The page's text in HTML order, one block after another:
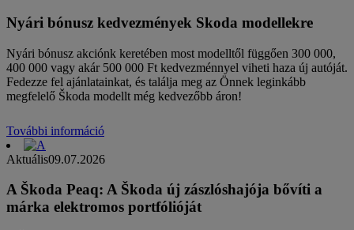
Nyári bónusz kedvezmények Skoda modellekre
Nyári bónusz akciónk keretében most modelltől függően 300 000,
400 000 vagy akár 500 000 Ft kedvezménnyel viheti haza új autóját.
Fedezze fel ajánlatainkat, és találja meg az Önnek leginkább
megfelelő Škoda modellt még kedvezőbb áron!
További információ
Aktuális09.07.2026
A Škoda Peaq: A Škoda új zászlóshajója bővíti a
márka elektromos portfólióját